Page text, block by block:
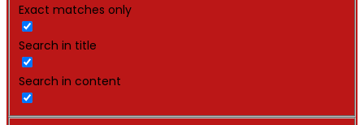
Exact matches only
Search in title
Search in content